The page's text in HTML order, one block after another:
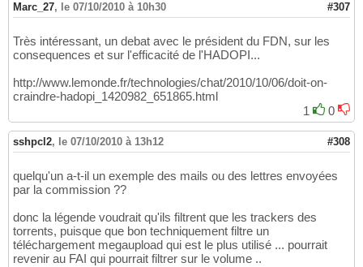
Marc_27, le 07/10/2010 à 10h30 #307
Très intéressant, un debat avec le président du FDN, sur les
consequences et sur l'efficacité de l'HADOPI...
http://www.lemonde.fr/technologies/chat/2010/10/06/doit-on-
craindre-hadopi_1420982_651865.html
1
0
sshpcl2, le 07/10/2010 à 13h12 #308
quelqu'un a-t-il un exemple des mails ou des lettres envoyées
par la commission ??
donc la légende voudrait qu'ils filtrent que les trackers des
torrents, puisque que bon techniquement filtre un
téléchargement megaupload qui est le plus utilisé ... pourrait
revenir au FAI qui pourrait filtrer sur le volume ..